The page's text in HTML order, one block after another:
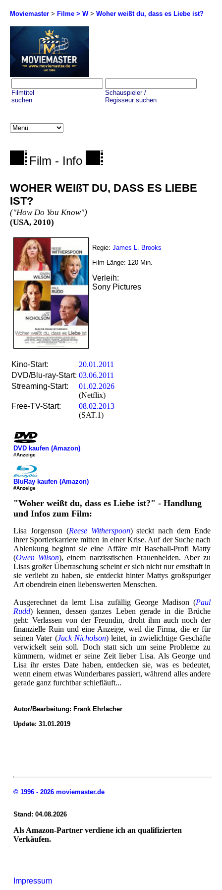
Moviemaster > Filme > W> Woher weißt du, dass es Liebe ist?
Filmtitel
suchen
Schauspieler /
Regisseur suchen
Film - Info
WOHER WEIßT DU, DASS ES LIEBE
IST?
("How Do You Know")
(USA, 2010)
Regie: James L. Brooks
Film-Länge: 120 Min.
Verleih:
Sony Pictures
Kino-Start:
20.01.2011
DVD/Blu-ray-Start: 03.06.2011
Streaming-Start:
01.02.2026
(Netflix)
Free-TV-Start:
08.02.2013
(SAT.1)
DVD kaufen (Amazon)
#Anzeige
BluRay kaufen (Amazon)
#Anzeige
"Woher weißt du, dass es Liebe ist?" - Handlung
und Infos zum Film:
Lisa Jorgenson (Reese Witherspoon) steckt nach dem Ende
ihrer Sportlerkarriere mitten in einer Krise. Auf der Suche nach
Ablenkung beginnt sie eine Affäre mit Baseball-Profi Matty
(Owen Wilson), einem narzisstischen Frauenhelden. Aber zu
Lisas großer Überraschung scheint er sich nicht nur ernsthaft in
sie verliebt zu haben, sie entdeckt hinter Mattys großspuriger
Art obendrein einen liebenswerten Menschen.
Ausgerechnet da lernt Lisa zufällig George Madison (Paul
Rudd) kennen, dessen ganzes Leben gerade in die Brüche
geht: Verlassen von der Freundin, droht ihm auch noch der
finanzielle Ruin und eine Anzeige, weil die Firma, die er für
seinen Vater (Jack Nicholson) leitet, in zwielichtige Geschäfte
verwickelt sein soll. Doch statt sich um seine Probleme zu
kümmern, widmet er seine Zeit lieber Lisa. Als George und
Lisa ihr erstes Date haben, entdecken sie, was es bedeutet,
wenn einem etwas Wunderbares passiert, während alles andere
gerade ganz furchtbar schiefläuft...
Autor/Bearbeitung: Frank Ehrlacher
Update: 31.01.2019
© 1996 - 2026 moviemaster.de
Stand: 04.08.2026
Als Amazon-Partner verdiene ich an qualifizierten
Verkäufen.
Impressum